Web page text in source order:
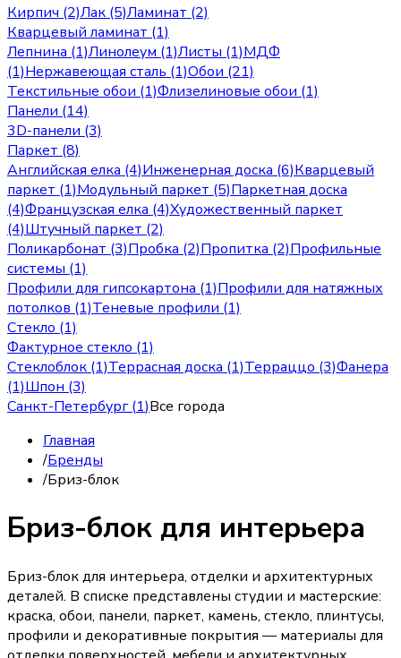
Кирпич (2)Лак (5)Ламинат (2)
Кварцевый ламинат (1)
Лепнина (1)Линолеум (1)Листы (1)МДФ
(1)Нержавеющая сталь (1)Обои (21)
Текстильные обои (1)Флизелиновые обои (1)
Панели (14)
3D-панели (3)
Паркет (8)
Английская елка (4)Инженерная доска (6)Кварцевый
паркет (1)Модульный паркет (5)Паркетная доска
(4)Французская елка (4)Художественный паркет
(4)Штучный паркет (2)
Поликарбонат (3)Пробка (2)Пропитка (2)Профильные
системы (1)
Профили для гипсокартона (1)Профили для натяжных
потолков (1)Теневые профили (1)
Стекло (1)
Фактурное стекло (1)
Стеклоблок (1)Террасная доска (1)Терраццо (3)Фанера
(1)Шпон (3)
Санкт-Петербург(1)Все города
Главная
/Бренды
/Бриз-блок
Бриз-блок для интерьера
Бриз-блок для интерьера, отделки и архитектурных
деталей. В списке представлены студии и мастерские:
краска, обои, панели, паркет, камень, стекло, плинтусы,
профили и декоративные покрытия — материалы для